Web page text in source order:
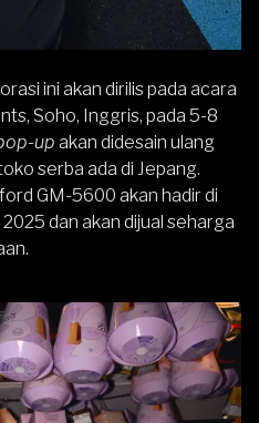
ini akan dirilis pada acara
Soho, Inggris, pada 5-8
up akan didesain ulang
serba ada di Jepang.
GM-5600 akan hadir di
dan akan dijual seharga